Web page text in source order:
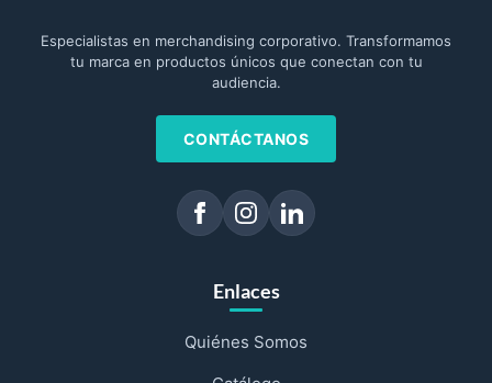
Especialistas en merchandising corporativo. Transformamos
tu marca en productos únicos que conectan con tu
audiencia.
CONTÁCTANOS
Enlaces
Quiénes Somos